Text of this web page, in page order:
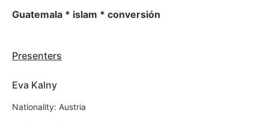
Guatemala * islam * conversión
Presenters
Eva Kalny
Nationality: Austria